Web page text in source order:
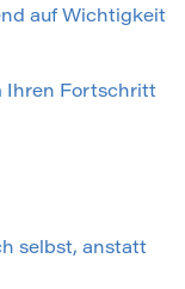
auf Wichtigkeit
Ihren Fortschritt
selbst, anstatt